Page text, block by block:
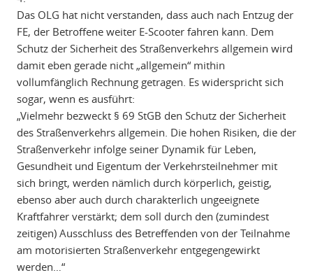
Das OLG hat nicht verstanden, dass auch nach Entzug der
FE, der Betroffene weiter E-Scooter fahren kann. Dem
Schutz der Sicherheit des Straßenverkehrs allgemein wird
damit eben gerade nicht „allgemein“ mithin
vollumfänglich Rechnung getragen. Es widerspricht sich
sogar, wenn es ausführt:
„Vielmehr bezweckt § 69 StGB den Schutz der Sicherheit
des Straßenverkehrs allgemein. Die hohen Risiken, die der
Straßenverkehr infolge seiner Dynamik für Leben,
Gesundheit und Eigentum der Verkehrsteilnehmer mit
sich bringt, werden nämlich durch körperlich, geistig,
ebenso aber auch durch charakterlich ungeeignete
Kraftfahrer verstärkt; dem soll durch den (zumindest
zeitigen) Ausschluss des Betreffenden von der Teilnahme
am motorisierten Straßenverkehr entgegengewirkt
werden…“